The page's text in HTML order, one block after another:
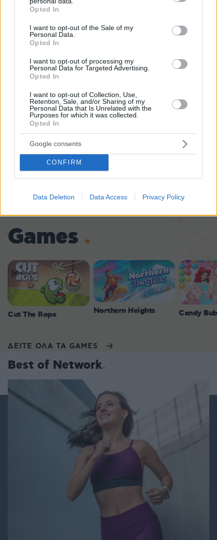
grant or deny consent to Google and its third-party tags to
use your data for below specified purposes in below Google
consent section.
Opted In
I want to opt-out of the Sale of my
Personal Data.
Opted In
I want to opt-out of processing my
Personal Data for Targeted Advertising.
Opted In
I want to opt-out of Collection, Use,
Retention, Sale, and/or Sharing of my
Personal Data that Is Unrelated with the
Purposes for which it was collected.
Opted In
Google consents
CONFIRM
Data Deletion Data Access Privacy Policy
γνωμοδότηση» απαντά η ίδια
τελειώσει τη μεταγραφή του στην
Αρχίζουν κοινές περιπολίες Ιταλών και
Ελλήνων αστυνομικών στο κέντρο της
Αθήνας και της Ρώμης
05.08.2026, 13:50
Games
Cut The Rope Northern Heights Candy
ΔΕΙΤΕ ΟΛΑ ΤΑ GAMES
Best of Network